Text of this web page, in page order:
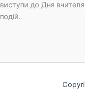
виступи до Дня
подій.